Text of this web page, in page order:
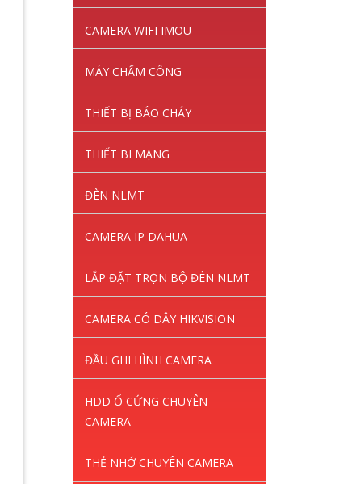
CAMERA WIFI IMOU
MÁY CHẤM CÔNG
THIẾT BỊ BÁO CHÁY
THIẾT BI MẠNG
ĐÈN NLMT
CAMERA IP DAHUA
LẮP ĐẶT TRỌN BỘ ĐÈN NLMT
CAMERA CÓ DÂY HIKVISION
ĐẦU GHI HÌNH CAMERA
HDD Ổ CỨNG CHUYÊN
CAMERA
THẺ NHỚ CHUYÊN CAMERA